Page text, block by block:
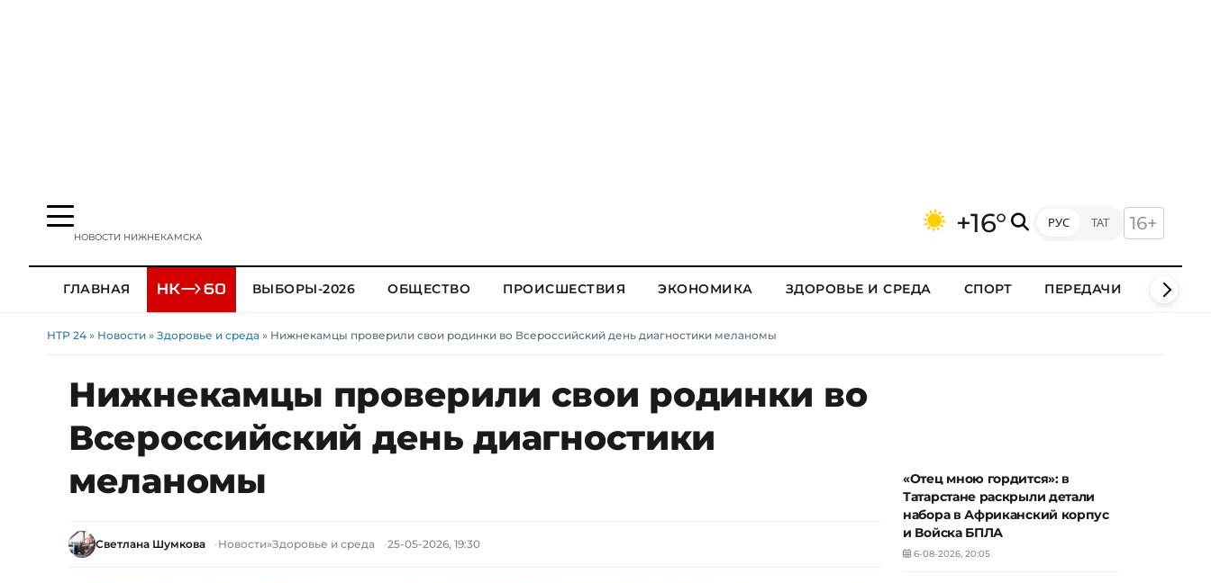
НОВОСТИ НИЖНЕКАМСКА +16° РУС ТАТ 16+
ГЛАВНАЯ ВЫБОРЫ-2026 ОБЩЕСТВО ПРОИСШЕСТВИЯ ЭКОНОМИКА ЗДОРОВЬЕ И СРЕДА СПОРТ ПЕРЕДАЧИ КЛИПЫ
НТР 24 » Новости » Здоровье и среда » Нижнекамцы проверили свои родинки во Всероссийский день диагностики меланомы
Нижнекамцы проверили свои родинки во
Всероссийский день диагностики
меланомы
Светлана Шумкова Новости»Здоровье и среда 25-05-2026, 19:30
«Отец мною гордится»: в
Татарстане раскрыли детали
набора в Африканский корпус
и Войска БПЛА
6-08-2026, 20:05